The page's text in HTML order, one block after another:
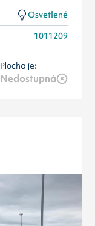
Osvetlené
1011209
Plocha je:
Nedostupná